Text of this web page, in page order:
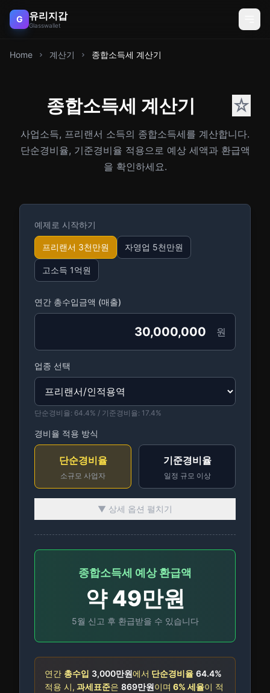
G 유리지갑
Glasswallet
Home 계산기 종합소득세 계산기
종합소득세 계산기 ☆
사업소득, 프리랜서 소득의 종합소득세를 계산합니다.
단순경비율, 기준경비율 적용으로 예상 세액과 환급액
을 확인하세요.
예제로 시작하기
프리랜서 3천만원 자영업 5천만원
고소득 1억원
연간 총수입금액 (매출)
원
업종 선택
단순경비율: 64.4% / 기준경비율: 17.4%
경비율 적용 방식
단순경비율
소규모 사업자
기준경비율
일정 규모 이상
▼ 상세 옵션 펼치기
종합소득세 예상환급액
약49만원
5월 신고 후 환급받을 수 있습니다
연간 총수입 3,000만원에서 단순경비율 64.4%
적용 시, 과세표준은 869만원이며 6% 세율이 적